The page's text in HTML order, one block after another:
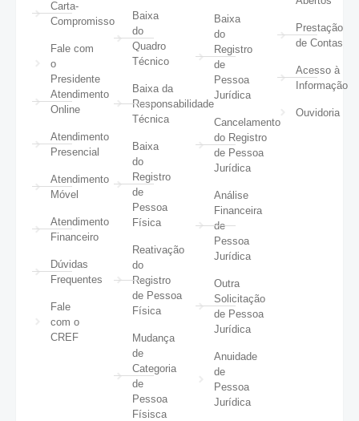
Carta-
Compromisso
Fale com
o
Presidente
Atendimento
Online
Atendimento
Presencial
Atendimento
Móvel
Atendimento
Financeiro
Dúvidas
Frequentes
Fale
com o
CREF
Baixa
do
Quadro
Técnico
Baixa da
Responsabilidade
Técnica
Baixa
do
Registro
de
Pessoa
Física
Reativação
do
Registro
de Pessoa
Física
Mudança
de
Categoria
de
Pessoa
Físisca
Baixa
do
Registro
de
Pessoa
Jurídica
Cancelamento
do Registro
de Pessoa
Jurídica
Análise
Financeira
de
Pessoa
Jurídica
Outra
Solicitação
de Pessoa
Jurídica
Anuidade
de
Pessoa
Jurídica
Prestação
de Contas
Acesso à
Informação
Ouvidoria